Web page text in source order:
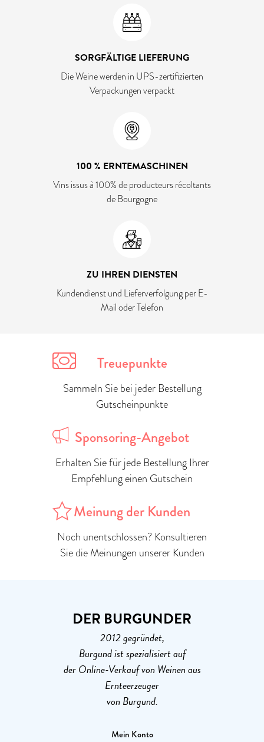
SORGFÄLTIGE LIEFERUNG
Die Weine werden in UPS-zertifizierten
Verpackungen verpackt
100 % ERNTEMASCHINEN
Vins issus à 100% de producteurs récoltants
de Bourgogne
ZU IHREN DIENSTEN
Kundendienst und Lieferverfolgung per E-
Mail oder Telefon
Treuepunkte
Sammeln Sie bei jeder Bestellung
Gutscheinpunkte
Sponsoring-Angebot
Erhalten Sie für jede Bestellung Ihrer
Empfehlung einen Gutschein
Meinung der Kunden
Noch unentschlossen? Konsultieren
Sie die Meinungen unserer Kunden
DER BURGUNDER
2012 gegründet,
Burgund ist spezialisiert auf
der Online-Verkauf von Weinen aus
Ernteerzeuger
von Burgund.
Mein Konto